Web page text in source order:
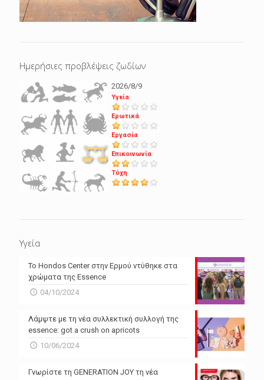
Ημερήσιες προβλέψεις ζωδίων
2026/8/9
Υγεία
Ερωτικά
Εργασία
Επικοινωνία
Τύχη
Υγεία
Το Hondos Center στην Ερμού ντύθηκε στα
χρώματα της Essence
04/10/2024
Λάμψτε με τη νέα συλλεκτική συλλογή της
essence: got a crush on apricots
10/06/2024
Γνωρίστε τη GENERATION JOY τη νέα